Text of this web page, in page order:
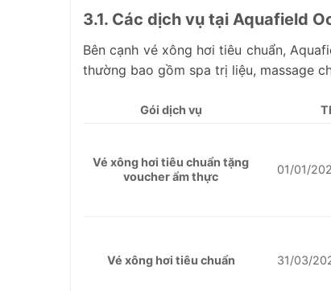
3.1. Các dịch vụ tại Aquafield
Bên cạnh vé xông hơi tiêu chuẩn,
thường bao gồm spa trị liệu, massage
Gói dịch vụ
Vé xông hơi tiêu chuẩn tặng
voucher ẩm thực
01/01/
Vé xông hơi tiêu chuẩn 31/03/